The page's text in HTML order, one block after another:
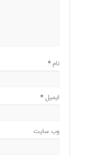
نام*
ایمیل*
وب‌ سایت